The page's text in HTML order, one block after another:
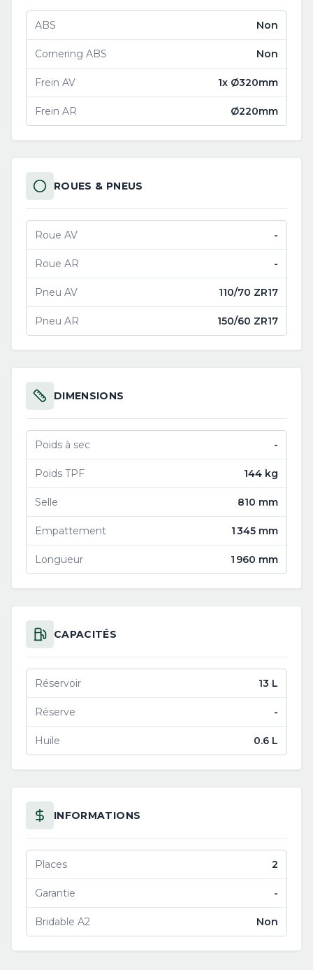
ABS Non
Cornering ABS Non
Frein AV 1x Ø320mm
Frein AR Ø220mm
ROUES & PNEUS
Roue AV -
Roue AR -
Pneu AV 110/70 ZR17
Pneu AR 150/60 ZR17
DIMENSIONS
Poids à sec -
Poids TPF 144 kg
Selle 810 mm
Empattement 1 345 mm
Longueur 1 960 mm
CAPACITÉS
Réservoir 13 L
Réserve -
Huile 0.6 L
INFORMATIONS
Places 2
Garantie -
Bridable A2 Non